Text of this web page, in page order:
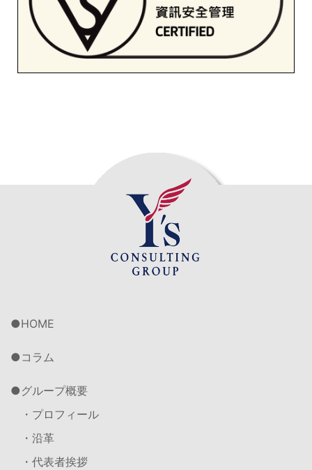
HOME
コラム
グループ概要
・プロフィール
・沿革
・代表者挨拶